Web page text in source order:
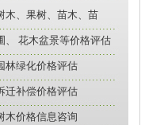
木、果树、苗木、苗
、 花木盆景等价格评估
林绿化价格评估
迁补偿价格评估
木价格信息咨询